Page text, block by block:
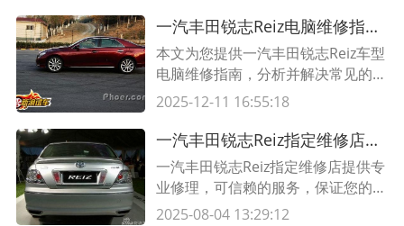
一汽丰田锐志Reiz电脑维修指南 解析车载电脑故障
本文为您提供一汽丰田锐志Reiz车型
电脑维修指南，分析并解决常见的车
载电脑故障，帮助您快速排除故障，
志Reiz的车载电脑故障处理方法，请
阅读本文。
2025-12-11 16:55:18
一汽丰田锐志Reiz指定维修店推荐 专业修理最信赖
一汽丰田锐志Reiz指定维修店提供专
业修理，可信赖的服务，保证您的车
辆始终保持最佳状态。联系我们的维
2025-08-04 13:29:12